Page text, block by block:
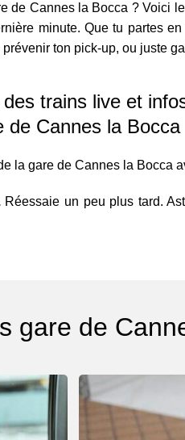
de Cannes la Bocca ? Voici
minute. Que tu partes
ton pick-up, ou juste
des trains live et
de Cannes la Bocca
la gare de Cannes la Bocca
Réessaie un peu plus tard.
gare de